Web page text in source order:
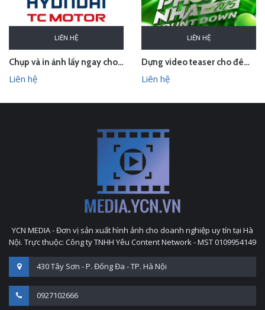
LIÊN HỆ
Chụp và in ảnh lấy ngay cho Huyndai Lam Kinh
Liên hệ
LIÊN HỆ
Dựng video teaser cho đêm countdown tại Phong Nha - Quảng Bình
Liên hệ
YCN MEDIA - Đơn vị sản xuất hình ảnh cho doanh nghiệp uy tín tại Hà
Nội. Trực thuộc: Công ty TNHH Yêu Content Network - MST 0109954149
430 Tây Sơn - P. Đống Đa - TP. Hà Nội
0927102666